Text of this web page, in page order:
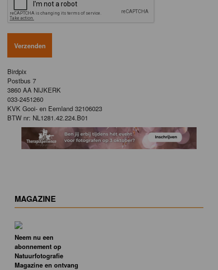
Birdpix
Postbus 7
3860 AA NIJKERK
033-2451260
KVK Gooi- en Eemland 32106023
BTW nr: NL1281.42.224.B01
MAGAZINE
Neem nu een
abonnement op
Natuurfotografie
Magazine en ontvang